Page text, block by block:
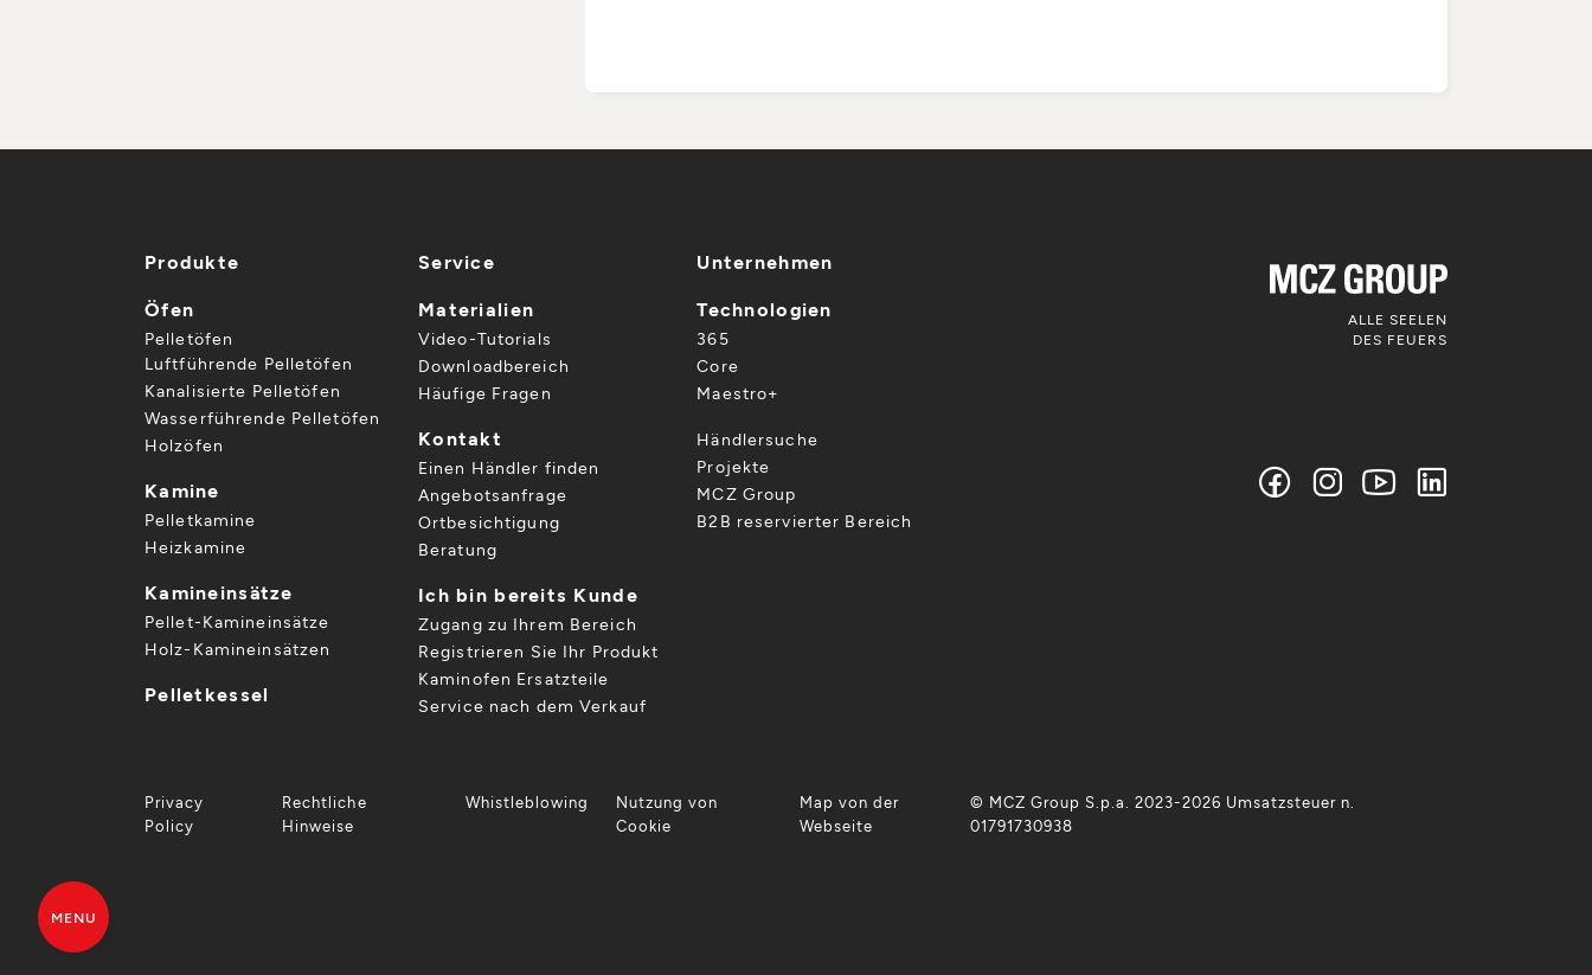
Produkte
Öfen
Pelletöfen
Luftführende Pelletöfen
Kanalisierte Pelletöfen
Wasserführende Pelletöfen
Holzöfen
Kamine
Pelletkamine
Heizkamine
Kamineinsätze
Pellet-Kamineinsätze
Holz-Kamineinsätzen
Pelletkessel
Service
Materialien
Video-Tutorials
Downloadbereich
Häufige Fragen
Kontakt
Einen Händler finden
Angebotsanfrage
Ortbesichtigung
Beratung
Ich bin bereits Kunde
Zugang zu Ihrem Bereich
Registrieren Sie Ihr Produkt
Kaminofen Ersatzteile
Service nach dem Verkauf
Unternehmen
Technologien
365
Core
Maestro+
Händlersuche
Projekte
MCZ Group
B2B reservierter Bereich
ALLE SEELEN
DES FEUERS
Privacy
Policy
Rechtliche
Hinweise
Whistleblowing
Nutzung von
Cookie
Map von der
Webseite
© MCZ Group S.p.a. 2023-2026 Umsatzsteuer n.
01791730938
MENU